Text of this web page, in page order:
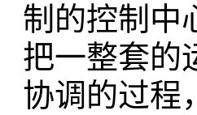
制的控制中
把一整套的
协调的过程